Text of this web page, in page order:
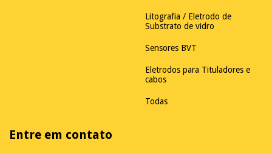
Litografia / Eletrodo de
Substrato de vidro
Sensores BVT
Eletrodos para Tituladores e
cabos
Todas
Entre em contato